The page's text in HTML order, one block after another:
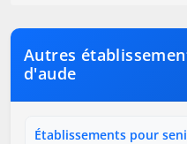
Autres
d'aude
Établissements pour